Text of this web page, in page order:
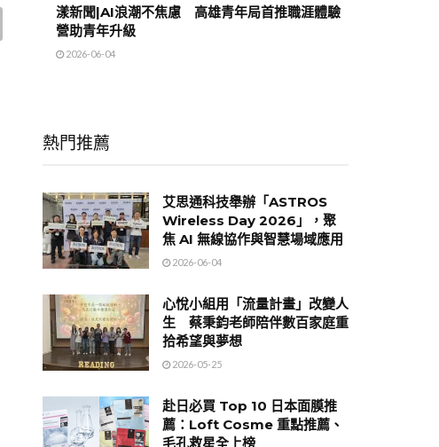
漾新聞|AI浪潮不焦慮 高雄青年局首推職涯體驗
營助青年升級
2026-06-04
熱門推薦
艾思通科技舉辦「ASTROS
Wireless Day 2026」，聚
焦 AI 無線協作與智慧場域應用
2026-06-04
心悅小組用「流量計畫」改變人
生 蔡秉鈞老師陪伴數百家庭重
拾希望與夢想
2026-05-25
赴日必買 Top 10 日本面膜推
薦：Loft Cosme 重點推薦、
毛孔救星全上榜